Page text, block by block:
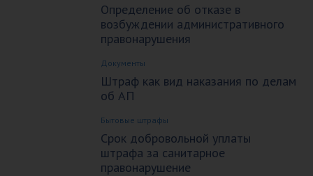
Определение об отказе в
возбуждении административного
правонарушения
Документы
Штраф как вид наказания по делам
об АП
Бытовые штрафы
Срок добровольной уплаты
штрафа за санитарное
правонарушение